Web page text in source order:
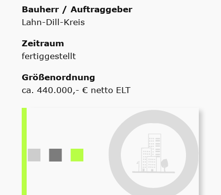
Bauherr / Auftraggeber
Lahn-Dill-Kreis
Zeitraum
fertiggestellt
Größenordnung
ca. 440.000,- € netto ELT